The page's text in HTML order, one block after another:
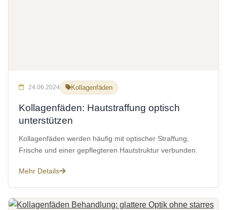
24.06.2024 Kollagenfäden
Kollagenfäden: Hautstraffung optisch
unterstützen
Kollagenfäden werden häufig mit optischer Straffung,
Frische und einer gepflegteren Hautstruktur verbunden.
Mehr Details